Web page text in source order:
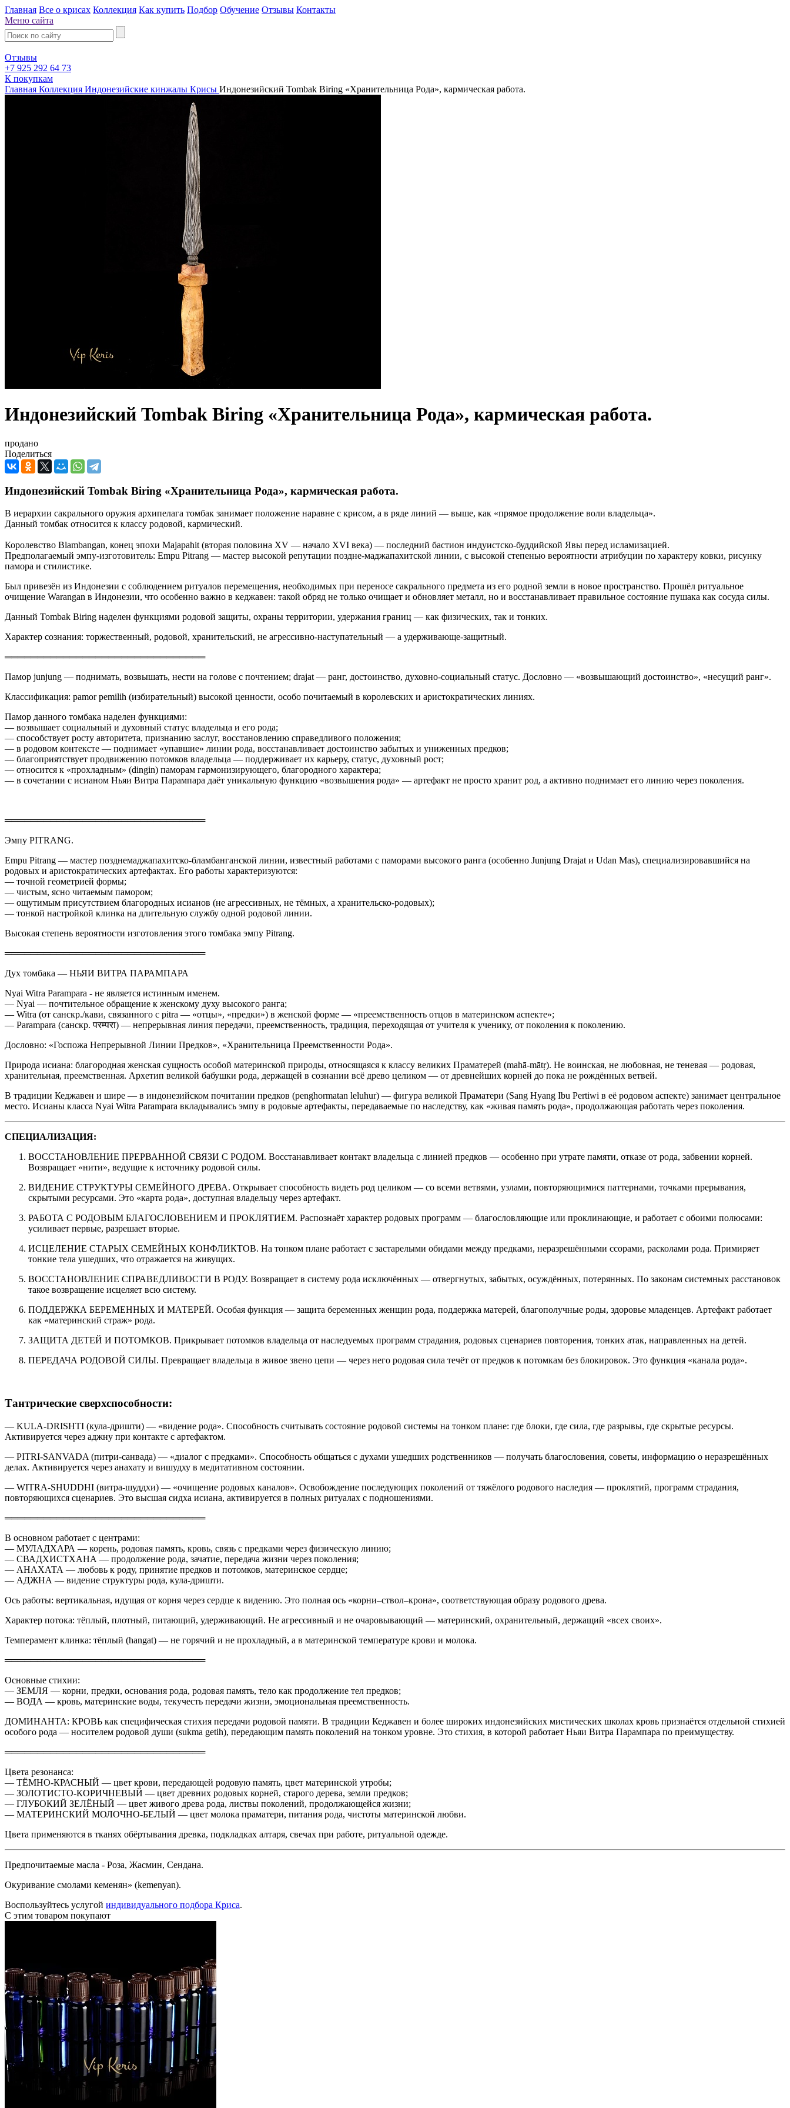
Главная Все о крисах Коллекция Как купить Подбор Обучение Отзывы Контакты
Меню сайта
Отзывы
+7 925 292 64 73
К покупкам
Главная Коллекция Индонезийские кинжалы Крисы Индонезийский Tombak Biring «Хранительница Рода», кармическая работа.
Индонезийский Tombak Biring «Хранительница Рода», кармическая работа.
продано
Поделиться
Индонезийский Tombak Biring «Хранительница Рода», кармическая работа.
В иерархии сакрального оружия архипелага томбак занимает положение наравне с крисом, а в ряде линий — выше, как «прямое продолжение воли владельца».
Данный томбак относится к классу родовой, кармический.
Королевство Blambangan, конец эпохи Majapahit (вторая половина XV — начало XVI века) — последний бастион индуистско-буддийской Явы перед исламизацией.
Предполагаемый эмпу-изготовитель: Empu Pitrang — мастер высокой репутации поздне-маджапахитской линии, с высокой степенью вероятности атрибуции по характеру ковки, рисунку
памора и стилистике.
Был привезён из Индонезии с соблюдением ритуалов перемещения, необходимых при переносе сакрального предмета из его родной земли в новое пространство. Прошёл ритуальное
очищение Warangan в Индонезии, что особенно важно в кеджавен: такой обряд не только очищает и обновляет металл, но и восстанавливает правильное состояние пушака как сосуда силы.
Данный Tombak Biring наделен функциями родовой защиты, охраны территории, удержания границ — как физических, так и тонких.
Характер сознания: торжественный, родовой, хранительский, не агрессивно-наступательный — а удерживающе-защитный.
═══════════════════════════════
Памор junjung — поднимать, возвышать, нести на голове с почтением; drajat — ранг, достоинство, духовно-социальный статус. Дословно — «возвышающий достоинство», «несущий ранг».
Классификация: pamor pemilih (избирательный) высокой ценности, особо почитаемый в королевских и аристократических линиях.
Памор данного томбака наделен функциями:
— возвышает социальный и духовный статус владельца и его рода;
— способствует росту авторитета, признанию заслуг, восстановлению справедливого положения;
— в родовом контексте — поднимает «упавшие» линии рода, восстанавливает достоинство забытых и униженных предков;
— благоприятствует продвижению потомков владельца — поддерживает их карьеру, статус, духовный рост;
— относится к «прохладным» (dingin) паморам гармонизирующего, благородного характера;
— в сочетании с исианом Ньяи Витра Парампара даёт уникальную функцию «возвышения рода» — артефакт не просто хранит род, а активно поднимает его линию через поколения.
═══════════════════════════════
Эмпу PITRANG.
Empu Pitrang — мастер позднемаджапахитско-бламбанганской линии, известный работами с паморами высокого ранга (особенно Junjung Drajat и Udan Mas), специализировавшийся на
родовых и аристократических артефактах. Его работы характеризуются:
— точной геометрией формы;
— чистым, ясно читаемым памором;
— ощутимым присутствием благородных исианов (не агрессивных, не тёмных, а хранительско-родовых);
— тонкой настройкой клинка на длительную службу одной родовой линии.
Высокая степень вероятности изготовления этого томбака эмпу Pitrang.
═══════════════════════════════
Дух томбака — НЬЯИ ВИТРА ПАРАМПАРА
Nyai Witra Parampara - не является истинным именем.
— Nyai — почтительное обращение к женскому духу высокого ранга;
— Witra (от санскр./кави, связанного с pitra — «отцы», «предки») в женской форме — «преемственность отцов в материнском аспекте»;
— Parampara (санскр. परम्परा) — непрерывная линия передачи, преемственность, традиция, переходящая от учителя к ученику, от поколения к поколению.
Дословно: «Госпожа Непрерывной Линии Предков», «Хранительница Преемственности Рода».
Природа исиана: благородная женская сущность особой материнской природы, относящаяся к классу великих Праматерей (mahā-mātṛ). Не воинская, не любовная, не теневая — родовая,
хранительная, преемственная. Архетип великой бабушки рода, держащей в сознании всё древо целиком — от древнейших корней до пока не рождённых ветвей.
В традиции Кеджавен и шире — в индонезийском почитании предков (penghormatan leluhur) — фигура великой Праматери (Sang Hyang Ibu Pertiwi в её родовом аспекте) занимает центральное
место. Исианы класса Nyai Witra Parampara вкладывались эмпу в родовые артефакты, передаваемые по наследству, как «живая память рода», продолжающая работать через поколения.
СПЕЦИАЛИЗАЦИЯ:
ВОССТАНОВЛЕНИЕ ПРЕРВАННОЙ СВЯЗИ С РОДОМ. Восстанавливает контакт владельца с линией предков — особенно при утрате памяти, отказе от рода, забвении корней.
Возвращает «нити», ведущие к источнику родовой силы.
ВИДЕНИЕ СТРУКТУРЫ СЕМЕЙНОГО ДРЕВА. Открывает способность видеть род целиком — со всеми ветвями, узлами, повторяющимися паттернами, точками прерывания,
скрытыми ресурсами. Это «карта рода», доступная владельцу через артефакт.
РАБОТА С РОДОВЫМ БЛАГОСЛОВЕНИЕМ И ПРОКЛЯТИЕМ. Распознаёт характер родовых программ — благословляющие или проклинающие, и работает с обоими полюсами:
усиливает первые, разрешает вторые.
ИСЦЕЛЕНИЕ СТАРЫХ СЕМЕЙНЫХ КОНФЛИКТОВ. На тонком плане работает с застарелыми обидами между предками, неразрешёнными ссорами, расколами рода. Примиряет
тонкие тела ушедших, что отражается на живущих.
ВОССТАНОВЛЕНИЕ СПРАВЕДЛИВОСТИ В РОДУ. Возвращает в систему рода исключённых — отвергнутых, забытых, осуждённых, потерянных. По законам системных расстановок
такое возвращение исцеляет всю систему.
ПОДДЕРЖКА БЕРЕМЕННЫХ И МАТЕРЕЙ. Особая функция — защита беременных женщин рода, поддержка матерей, благополучные роды, здоровье младенцев. Артефакт работает
как «материнский страж» рода.
ЗАЩИТА ДЕТЕЙ И ПОТОМКОВ. Прикрывает потомков владельца от наследуемых программ страдания, родовых сценариев повторения, тонких атак, направленных на детей.
ПЕРЕДАЧА РОДОВОЙ СИЛЫ. Превращает владельца в живое звено цепи — через него родовая сила течёт от предков к потомкам без блокировок. Это функция «канала рода».
Тантрические сверхспособности:
— KULA-DRISHTI (кула-дришти) — «видение рода». Способность считывать состояние родовой системы на тонком плане: где блоки, где сила, где разрывы, где скрытые ресурсы.
Активируется через аджну при контакте с артефактом.
— PITRI-SANVADA (питри-санвада) — «диалог с предками». Способность общаться с духами ушедших родственников — получать благословения, советы, информацию о неразрешённых
делах. Активируется через анахату и вишудху в медитативном состоянии.
— WITRA-SHUDDHI (витра-шуддхи) — «очищение родовых каналов». Освобождение последующих поколений от тяжёлого родового наследия — проклятий, программ страдания,
повторяющихся сценариев. Это высшая сидха исиана, активируется в полных ритуалах с подношениями.
═══════════════════════════════
В основном работает с центрами:
— МУЛАДХАРА — корень, родовая память, кровь, связь с предками через физическую линию;
— СВАДХИСТХАНА — продолжение рода, зачатие, передача жизни через поколения;
— АНАХАТА — любовь к роду, принятие предков и потомков, материнское сердце;
— АДЖНА — видение структуры рода, кула-дришти.
Ось работы: вертикальная, идущая от корня через сердце к видению. Это полная ось «корни–ствол–крона», соответствующая образу родового древа.
Характер потока: тёплый, плотный, питающий, удерживающий. Не агрессивный и не очаровывающий — материнский, охранительный, держащий «всех своих».
Темперамент клинка: тёплый (hangat) — не горячий и не прохладный, а в материнской температуре крови и молока.
═══════════════════════════════
Основные стихии:
— ЗЕМЛЯ — корни, предки, основания рода, родовая память, тело как продолжение тел предков;
— ВОДА — кровь, материнские воды, текучесть передачи жизни, эмоциональная преемственность.
ДОМИНАНТА: КРОВЬ как специфическая стихия передачи родовой памяти. В традиции Кеджавен и более широких индонезийских мистических школах кровь признаётся отдельной стихией
особого рода — носителем родовой души (sukma getih), передающим память поколений на тонком уровне. Это стихия, в которой работает Ньяи Витра Парампара по преимуществу.
═══════════════════════════════
Цвета резонанса:
— ТЁМНО-КРАСНЫЙ — цвет крови, передающей родовую память, цвет материнской утробы;
— ЗОЛОТИСТО-КОРИЧНЕВЫЙ — цвет древних родовых корней, старого дерева, земли предков;
— ГЛУБОКИЙ ЗЕЛЁНЫЙ — цвет живого древа рода, листвы поколений, продолжающейся жизни;
— МАТЕРИНСКИЙ МОЛОЧНО-БЕЛЫЙ — цвет молока праматери, питания рода, чистоты материнской любви.
Цвета применяются в тканях обёртывания древка, подкладках алтаря, свечах при работе, ритуальной одежде.
Предпочитаемые масла - Роза, Жасмин, Сендана.
Окуривание смолами кеменян» (kemenyan).
Воспользуйтесь услугой индивидуального подбора Криса.
С этим товаром покупают